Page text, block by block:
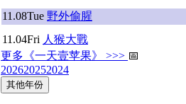
11.08Tue 野外偷腥
11.04Fri 人猴大戰
更多《一天壹苹果》 >>> 📅
202620252024
其他年份